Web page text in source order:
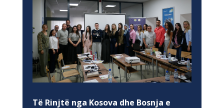
Të Rinjtë nga Kosova dhe Bosnja e